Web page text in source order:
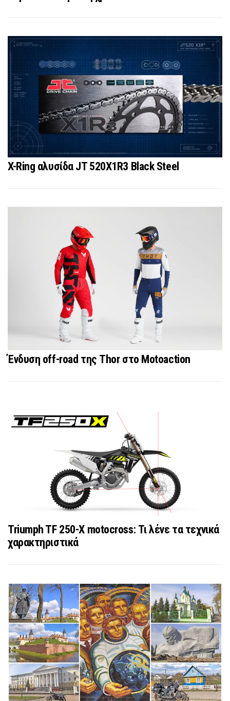
X-Ring αλυσίδα JT 520X1R3 Black Steel
Ένδυση off-road της Thor στο Motoaction
Triumph TF 250-X motocross: Τι λένε τα τεχνικά
χαρακτηριστικά